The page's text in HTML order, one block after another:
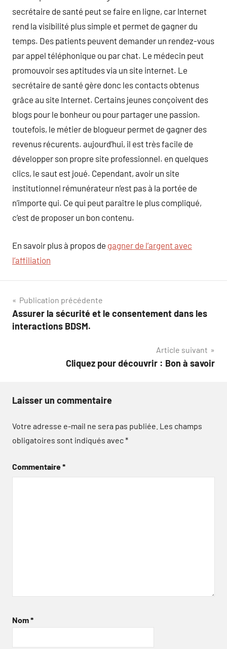
secrétaire de santé peut se faire en ligne, car Internet
rend la visibilité plus simple et permet de gagner du
temps. Des patients peuvent demander un rendez-vous
par appel téléphonique ou par chat. Le médecin peut
promouvoir ses aptitudes via un site internet. Le
secrétaire de santé gère donc les contacts obtenus
grâce au site Internet. Certains jeunes conçoivent des
blogs pour le bonheur ou pour partager une passion.
toutefois, le métier de blogueur permet de gagner des
revenus récurents. aujourd’hui, il est très facile de
développer son propre site professionnel. en quelques
clics, le saut est joué. Cependant, avoir un site
institutionnel rémunérateur n’est pas à la portée de
n’importe qui. Ce qui peut paraître le plus compliqué,
c’est de proposer un bon contenu.
En savoir plus à propos de gagner de l’argent avec
l’affiliation
Navigation
de
Publication précédente
Assurer la sécurité et le consentement dans les
interactions BDSM.
Article suivant
Cliquez pour découvrir : Bon à savoir
Laisser un commentaire
Votre adresse e-mail ne sera pas publiée. Les champs
obligatoires sont indiqués avec*
Commentaire*
Nom*